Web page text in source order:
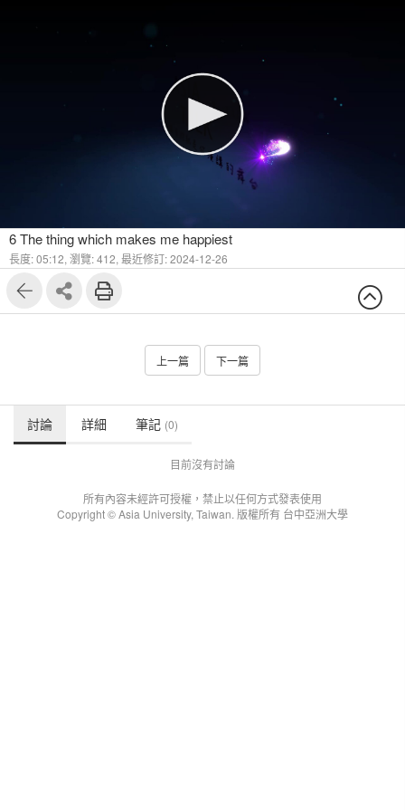
6 The thing which makes me happiest
長度: 05:12, 瀏覽: 412, 最近修訂: 2024-12-26
上一篇 下一篇
討論 詳細 筆記 (0)
目前沒有討論
所有內容未經許可授權，禁止以任何方式發表使用
Copyright © Asia University, Taiwan. 版權所有 台中亞洲大學